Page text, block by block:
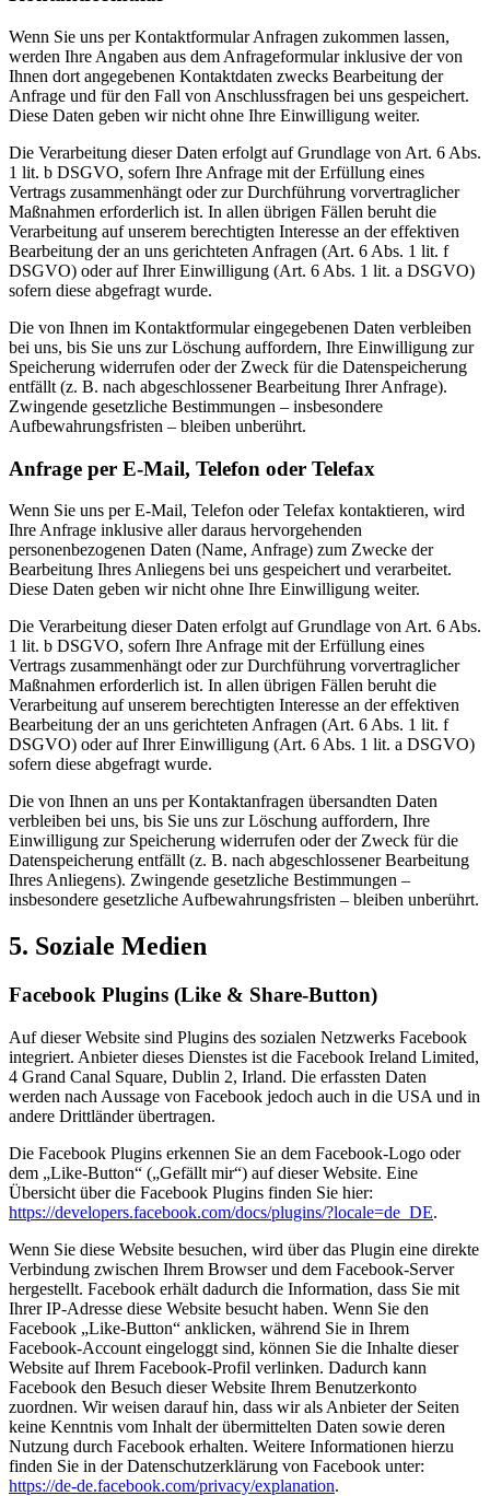
Wenn Sie uns per Kontaktformular Anfragen zukommen lassen,
werden Ihre Angaben aus dem Anfrageformular inklusive der von
Ihnen dort angegebenen Kontaktdaten zwecks Bearbeitung der
Anfrage und für den Fall von Anschlussfragen bei uns gespeichert.
Diese Daten geben wir nicht ohne Ihre Einwilligung weiter.
Die Verarbeitung dieser Daten erfolgt auf Grundlage von Art. 6 Abs.
1 lit. b DSGVO, sofern Ihre Anfrage mit der Erfüllung eines
Vertrags zusammenhängt oder zur Durchführung vorvertraglicher
Maßnahmen erforderlich ist. In allen übrigen Fällen beruht die
Verarbeitung auf unserem berechtigten Interesse an der effektiven
Bearbeitung der an uns gerichteten Anfragen (Art. 6 Abs. 1 lit. f
DSGVO) oder auf Ihrer Einwilligung (Art. 6 Abs. 1 lit. a DSGVO)
sofern diese abgefragt wurde.
Die von Ihnen im Kontaktformular eingegebenen Daten verbleiben
bei uns, bis Sie uns zur Löschung auffordern, Ihre Einwilligung zur
Speicherung widerrufen oder der Zweck für die Datenspeicherung
entfällt (z. B. nach abgeschlossener Bearbeitung Ihrer Anfrage).
Zwingende gesetzliche Bestimmungen – insbesondere
Aufbewahrungsfristen – bleiben unberührt.
Anfrage per E-Mail, Telefon oder Telefax
Wenn Sie uns per E-Mail, Telefon oder Telefax kontaktieren, wird
Ihre Anfrage inklusive aller daraus hervorgehenden
personenbezogenen Daten (Name, Anfrage) zum Zwecke der
Bearbeitung Ihres Anliegens bei uns gespeichert und verarbeitet.
Diese Daten geben wir nicht ohne Ihre Einwilligung weiter.
Die Verarbeitung dieser Daten erfolgt auf Grundlage von Art. 6 Abs.
1 lit. b DSGVO, sofern Ihre Anfrage mit der Erfüllung eines
Vertrags zusammenhängt oder zur Durchführung vorvertraglicher
Maßnahmen erforderlich ist. In allen übrigen Fällen beruht die
Verarbeitung auf unserem berechtigten Interesse an der effektiven
Bearbeitung der an uns gerichteten Anfragen (Art. 6 Abs. 1 lit. f
DSGVO) oder auf Ihrer Einwilligung (Art. 6 Abs. 1 lit. a DSGVO)
sofern diese abgefragt wurde.
Die von Ihnen an uns per Kontaktanfragen übersandten Daten
verbleiben bei uns, bis Sie uns zur Löschung auffordern, Ihre
Einwilligung zur Speicherung widerrufen oder der Zweck für die
Datenspeicherung entfällt (z. B. nach abgeschlossener Bearbeitung
Ihres Anliegens). Zwingende gesetzliche Bestimmungen –
insbesondere gesetzliche Aufbewahrungsfristen – bleiben unberührt.
5. Soziale Medien
Facebook Plugins (Like & Share-Button)
Auf dieser Website sind Plugins des sozialen Netzwerks Facebook
integriert. Anbieter dieses Dienstes ist die Facebook Ireland Limited,
4 Grand Canal Square, Dublin 2, Irland. Die erfassten Daten
werden nach Aussage von Facebook jedoch auch in die USA und in
andere Drittländer übertragen.
Die Facebook Plugins erkennen Sie an dem Facebook-Logo oder
dem „Like-Button“ („Gefällt mir“) auf dieser Website. Eine
Übersicht über die Facebook Plugins finden Sie hier:
https://developers.facebook.com/docs/plugins/?locale=de_DE.
Wenn Sie diese Website besuchen, wird über das Plugin eine direkte
Verbindung zwischen Ihrem Browser und dem Facebook-Server
hergestellt. Facebook erhält dadurch die Information, dass Sie mit
Ihrer IP-Adresse diese Website besucht haben. Wenn Sie den
Facebook „Like-Button“ anklicken, während Sie in Ihrem
Facebook-Account eingeloggt sind, können Sie die Inhalte dieser
Website auf Ihrem Facebook-Profil verlinken. Dadurch kann
Facebook den Besuch dieser Website Ihrem Benutzerkonto
zuordnen. Wir weisen darauf hin, dass wir als Anbieter der Seiten
keine Kenntnis vom Inhalt der übermittelten Daten sowie deren
Nutzung durch Facebook erhalten. Weitere Informationen hierzu
finden Sie in der Datenschutzerklärung von Facebook unter:
https://de-de.facebook.com/privacy/explanation.